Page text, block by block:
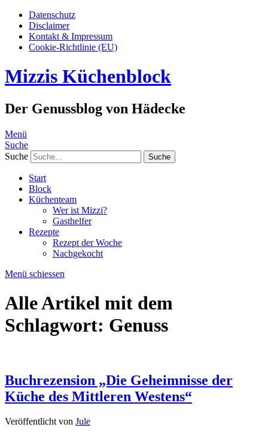
Datenschutz
Disclaimer
Kontakt & Impressum
Cookie-Richtlinie (EU)
Mizzis Küchenblock
Der Genussblog von Hädecke
Menü
Suche
Suche
Start
Block
Küchenteam
Wer ist Mizzi?
Gasthelfer
Rezepte
Rezept der Woche
Nachgekocht
Menü schiessen
Alle Artikel mit dem
Schlagwort: Genuss
Buchrezension „Die Geheimnisse der
Küche des Mittleren Westens“
Veröffentlicht von Jule